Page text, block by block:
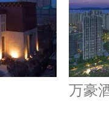
万豪